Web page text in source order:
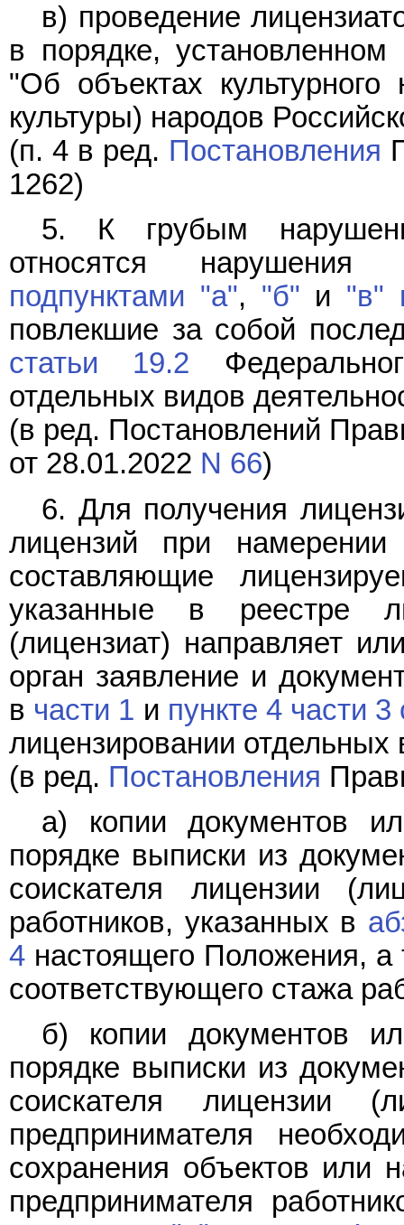
в) проведение
в порядке, установленном
"Об объектах
культуры) народов
(п. 4 в ред. Постановления
1262)
5. К грубым
относятся нарушения
подпунктами "а", "б" и "в"
повлекшие за собой
статьи 19.2
отдельных видов
(в ред. Постановлений
от 28.01.2022 N 66)
6. Для получения
лицензий при намерении
составляющие
указанные в реестре
(лицензиат) направляет
орган заявление и
в части 1 и пункте 4 части 3
лицензировании отдельных
(в ред. Постановления
а) копии документов
порядке выписки из
соискателя лицензии
работников, указанных в
4 настоящего Положения, а
соответствующего стажа
б) копии документов
порядке выписки из
соискателя лицензии
предпринимателя
сохранения объектов или
предпринимателя